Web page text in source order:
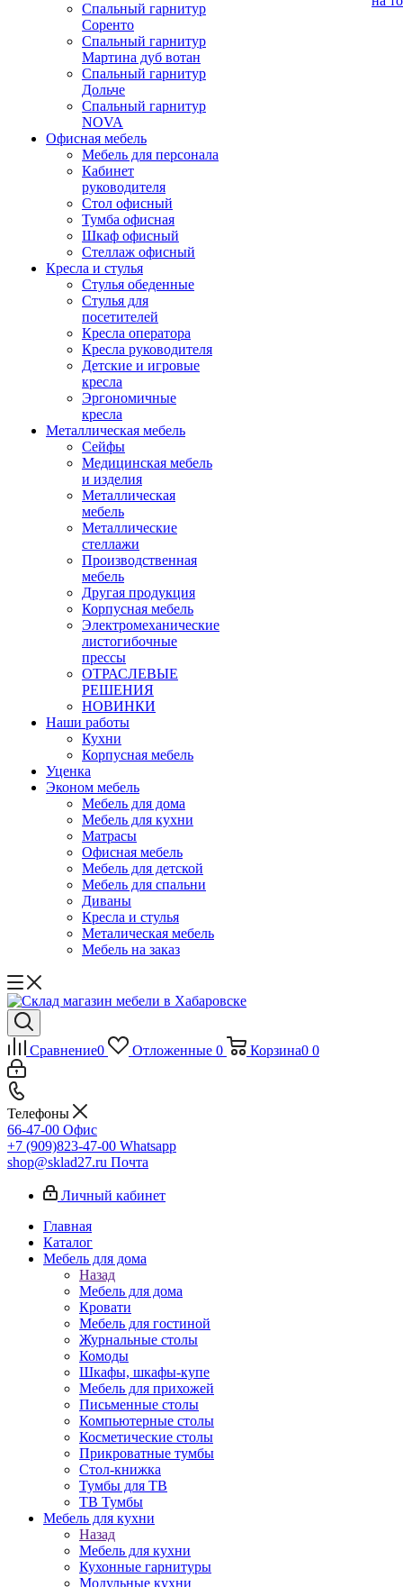
Спальный гарнитур
Соренто
Спальный гарнитур
Мартина дуб вотан
Спальный гарнитур
Дольче
Спальный гарнитур
NOVA
Офисная мебель
Мебель для персонала
Кабинет
руководителя
Стол офисный
Тумба офисная
Шкаф офисный
Стеллаж офисный
Кресла и стулья
Стулья обеденные
Стулья для
посетителей
Кресла оператора
Кресла руководителя
Детские и игровые
кресла
Эргономичные
кресла
Металлическая мебель
Сейфы
Медицинская мебель
и изделия
Металлическая
мебель
Металлические
стеллажи
Производственная
мебель
Другая продукция
Корпусная мебель
Электромеханические
листогибочные
прессы
ОТРАСЛЕВЫЕ
РЕШЕНИЯ
НОВИНКИ
Наши работы
Кухни
Корпусная мебель
Уценка
Эконом мебель
Мебель для дома
Мебель для кухни
Матрасы
Офисная мебель
Мебель для детской
Мебель для спальни
Диваны
Кресла и стулья
Металическая мебель
Мебель на заказ
Сравнение0 Отложенные 0 Корзина0 0
Телефоны
66-47-00 Офис
+7 (909)823-47-00 Whatsapp
shop@sklad27.ru Почта
Личный кабинет
Главная
Каталог
Мебель для дома
Назад
Мебель для дома
Кровати
Мебель для гостиной
Журнальные столы
Комоды
Шкафы, шкафы-купе
Мебель для прихожей
Письменные столы
Компьютерные столы
Косметические столы
Прикроватные тумбы
Стол-книжка
Тумбы для ТВ
ТВ Тумбы
Мебель для кухни
Назад
Мебель для кухни
Кухонные гарнитуры
Модульные кухни